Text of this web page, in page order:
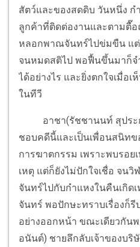
สัตว์และของสดดิบ วันหนึ่ง ก
ลูกค้าที่ติดต่องานและตามตื๊
หลอกพาณจันทร์ไปข่มขืน แ
จนหมดสติไป พอฟื้นขึ้นมาก็
ได้อย่างไร และยิ่งตกใจเมื่อ
ในทีวี
อาชา(รัชชานนท์ สุประก
ชอบคดีนี้และเป็นเพื่อนสนิทข
การฆาตกรรม เพราะพบรอย
เหตุ แต่ก็ยังไม่ปักใจเชื่อ จน
จันทร์ไปกับกำแหงในคืนเกิด
จันทร์ พอปักษะทราบเรื่องก็
อย่างออกหน้า ขณะเดียวกัน
อนันต์) ชายลึกลับเจ้าของบริ